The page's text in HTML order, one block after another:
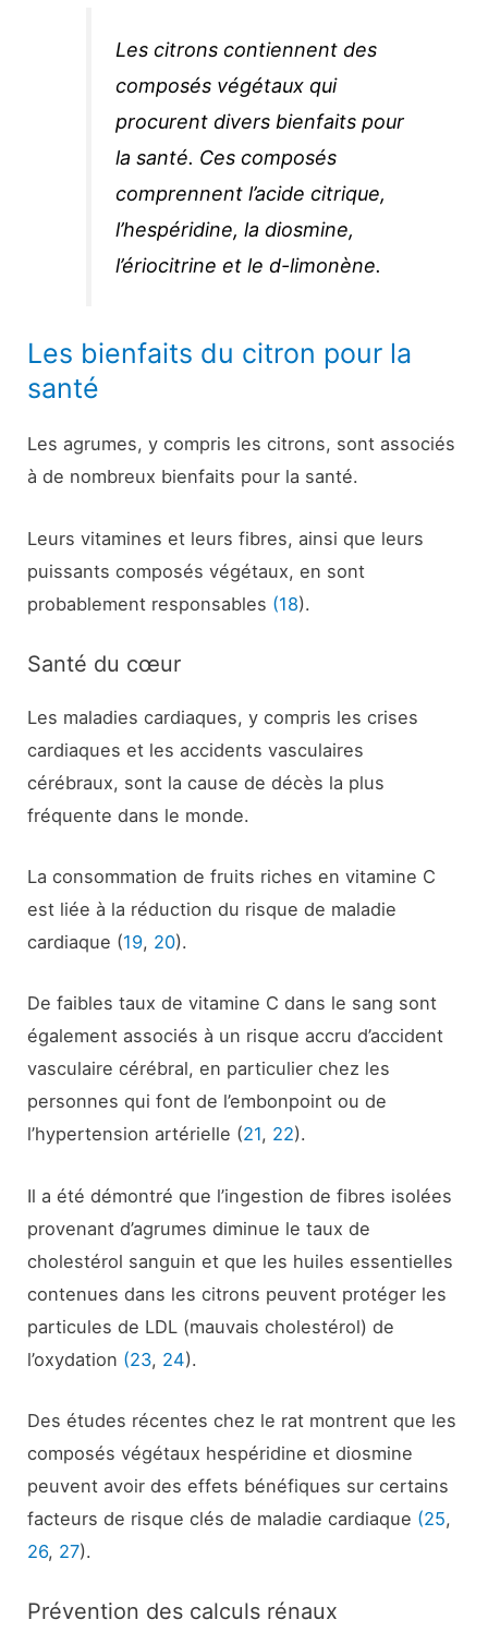
Les citrons contiennent des
composés végétaux qui
procurent divers bienfaits pour
la santé. Ces composés
comprennent l’acide citrique,
l’hespéridine, la diosmine,
l’ériocitrine et le d-limonène.
Les bienfaits du citron pour la
santé
Les agrumes, y compris les citrons, sont associés
à de nombreux bienfaits pour la santé.
Leurs vitamines et leurs fibres, ainsi que leurs
puissants composés végétaux, en sont
probablement responsables (18).
Santé du cœur
Les maladies cardiaques, y compris les crises
cardiaques et les accidents vasculaires
cérébraux, sont la cause de décès la plus
fréquente dans le monde.
La consommation de fruits riches en vitamine C
est liée à la réduction du risque de maladie
cardiaque (19, 20).
De faibles taux de vitamine C dans le sang sont
également associés à un risque accru d’accident
vasculaire cérébral, en particulier chez les
personnes qui font de l’embonpoint ou de
l’hypertension artérielle (21, 22).
Il a été démontré que l’ingestion de fibres isolées
provenant d’agrumes diminue le taux de
cholestérol sanguin et que les huiles essentielles
contenues dans les citrons peuvent protéger les
particules de LDL (mauvais cholestérol) de
l’oxydation (23, 24).
Des études récentes chez le rat montrent que les
composés végétaux hespéridine et diosmine
peuvent avoir des effets bénéfiques sur certains
facteurs de risque clés de maladie cardiaque (25,
26, 27).
Prévention des calculs rénaux